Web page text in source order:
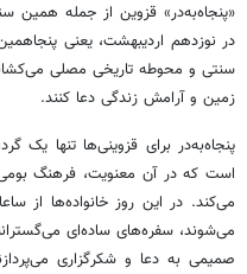
«پنجاه‌به‌در» قزوین از جمله
در نوزدهم اردیبهشت، یعنی
سنتی و محوطه تاریخی مصلی
زمین و آرامش زندگی دعا کنند.
پنجاه‌به‌در برای قزوینی‌ها تنها
است که در آن معنویت، فرهنگ بومی
می‌کند. در این روز خانواده‌ها از
می‌شوند، سفره‌های ساده‌ای
صمیمی به دعا و شکرگزاری